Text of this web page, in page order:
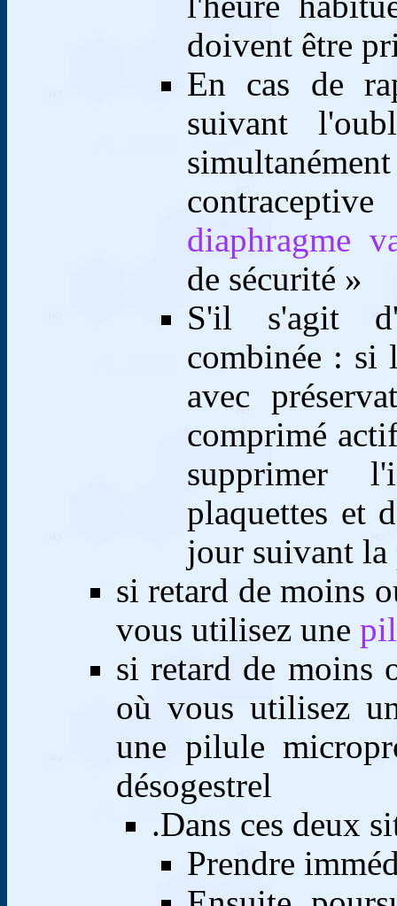
doivent être
En cas de
suivant
diaphragme
de sécurité »
S'il s'agit
combinée : si
avec
comprimé
supprimer
plaquettes et
jour suivant la
si retard de moins
vous utilisez une
si retard de moins
où vous utilisez
une pilule
désogestrel
.Dans ces deux
Prendre